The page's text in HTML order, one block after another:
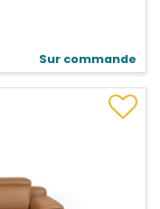
Sur commande